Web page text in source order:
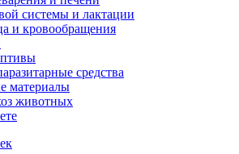
системы и лактации
и кровообращения
средства
материалы
животных